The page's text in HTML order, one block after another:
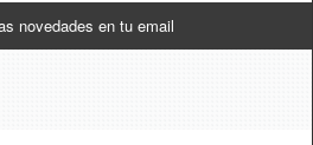
novedades en tu email